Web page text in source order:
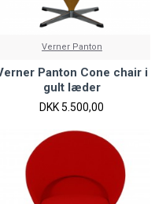
Verner Panton
Panton Cone chair i
gult læder
DKK 5.500,00